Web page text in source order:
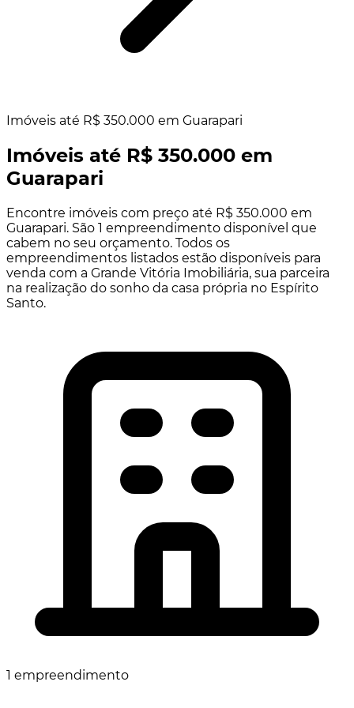
Imóveis até R$ 350.000 em Guarapari
Imóveis até R$ 350.000 em
Guarapari
Encontre imóveis com preço até R$ 350.000 em
Guarapari. São 1 empreendimento disponível que
cabem no seu orçamento. Todos os
empreendimentos listados estão disponíveis para
venda com a Grande Vitória Imobiliária, sua parceira
na realização do sonho da casa própria no Espírito
Santo.
1 empreendimento